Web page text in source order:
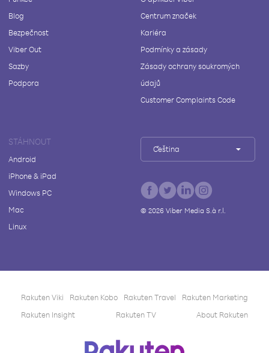
Blog
Bezpečnost
Viber Out
Sazby
Podpora
Centrum značek
Kariéra
Podmínky a zásady
Zásady ochrany soukromých
údajů
Customer Complaints Code
STÁHNOUT
Android
iPhone & iPad
Windows PC
Mac
Linux
Čeština
© 2026Viber Media S.à r.l.
Rakuten Viki Rakuten Kobo Rakuten Travel
Rakuten Marketing
Rakuten Insight
Rakuten TV About Rakuten